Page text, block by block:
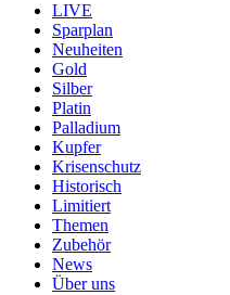
LIVE
Sparplan
Neuheiten
Gold
Silber
Platin
Palladium
Kupfer
Krisenschutz
Historisch
Limitiert
Themen
Zubehör
News
Über uns